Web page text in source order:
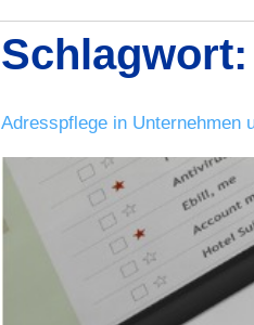
Schlagwort:
Adresspflege in Unternehmen